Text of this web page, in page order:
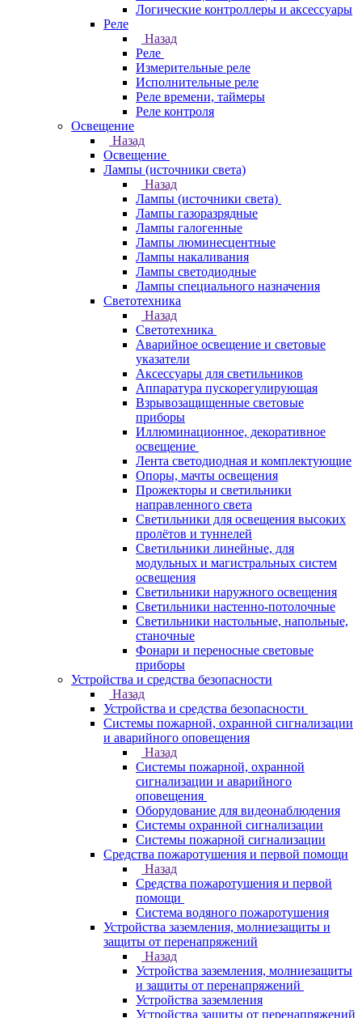
Логические контроллеры и аксессуары
Реле
Назад
Реле
Измерительные реле
Исполнительные реле
Реле времени, таймеры
Реле контроля
Освещение
Назад
Освещение
Лампы (источники света)
Назад
Лампы (источники света)
Лампы газоразрядные
Лампы галогенные
Лампы люминесцентные
Лампы накаливания
Лампы светодиодные
Лампы специального назначения
Светотехника
Назад
Светотехника
Аварийное освещение и световые
указатели
Аксессуары для светильников
Аппаратура пускорегулирующая
Взрывозащищенные световые
приборы
Иллюминационное, декоративное
освещение
Лента светодиодная и комплектующие
Опоры, мачты освещения
Прожекторы и светильники
направленного света
Светильники для освещения высоких
пролётов и туннелей
Светильники линейные, для
модульных и магистральных систем
освещения
Светильники наружного освещения
Светильники настенно-потолочные
Светильники настольные, напольные,
станочные
Фонари и переносные световые
приборы
Устройства и средства безопасности
Назад
Устройства и средства безопасности
Системы пожарной, охранной сигнализации
и аварийного оповещения
Назад
Системы пожарной, охранной
сигнализации и аварийного
оповещения
Оборудование для видеонаблюдения
Системы охранной сигнализации
Системы пожарной сигнализации
Средства пожаротушения и первой помощи
Назад
Средства пожаротушения и первой
помощи
Система водяного пожаротушения
Устройства заземления, молниезащиты и
защиты от перенапряжений
Назад
Устройства заземления, молниезащиты
и защиты от перенапряжений
Устройства заземления
Устройства защиты от перенапряжений